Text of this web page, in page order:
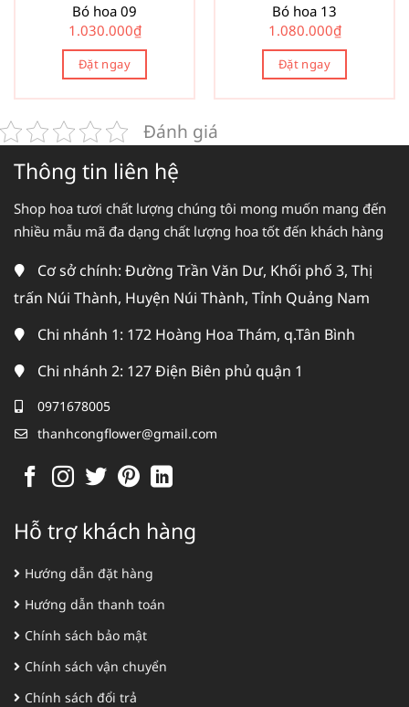
Bó hoa 09
1.030.000₫
Đặt ngay
Bó hoa 13
1.080.000₫
Đặt ngay
Đánh giá
Thông tin liên hệ
Shop hoa tươi chất lượng chúng tôi mong muốn mang đến
nhiều mẫu mã đa dạng chất lượng hoa tốt đến khách hàng
Cơ sở chính: Đường Trần Văn Dư, Khối phố 3, Thị
trấn Núi Thành, Huyện Núi Thành, Tỉnh Quảng Nam
Chi nhánh 1: 172 Hoàng Hoa Thám, q.Tân Bình
Chi nhánh 2: 127 Điện Biên phủ quận 1
0971678005
thanhcongflower@gmail.com
Hỗ trợ khách hàng
Hướng dẫn đặt hàng
Hướng dẫn thanh toán
Chính sách bảo mật
Chính sách vận chuyển
Chính sách đổi trả